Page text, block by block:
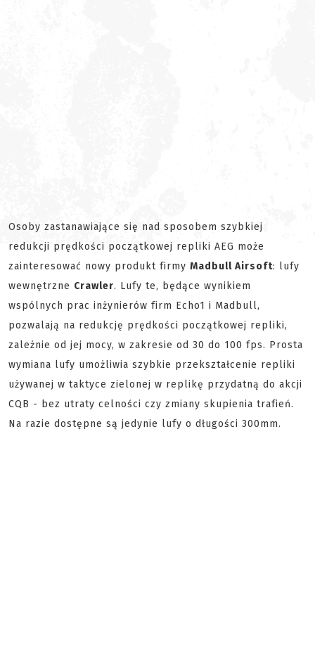
Osoby zastanawiające się nad sposobem szybkiej
redukcji prędkości początkowej repliki AEG może
zainteresować nowy produkt firmy Madbull Airsoft: lufy
wewnętrzne Crawler. Lufy te, będące wynikiem
wspólnych prac inżynierów firm Echo1 i Madbull,
pozwalają na redukcję prędkości początkowej repliki,
zależnie od jej mocy, w zakresie od 30 do 100 fps. Prosta
wymiana lufy umożliwia szybkie przekształcenie repliki
używanej w taktyce zielonej w replikę przydatną do akcji
CQB - bez utraty celności czy zmiany skupienia trafień.
Na razie dostępne są jedynie lufy o długości 300mm.